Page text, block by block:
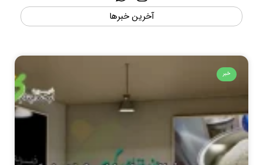
آخرین خبرها
خبر